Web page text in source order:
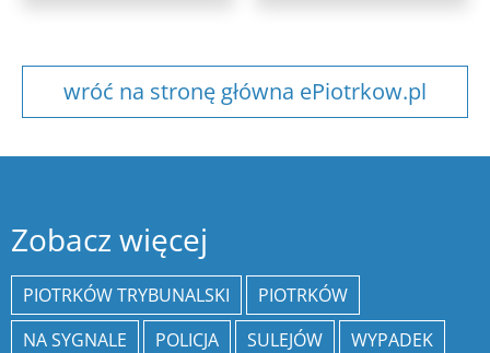
wróć na stronę główna ePiotrkow.pl
Zobacz więcej
PIOTRKÓW TRYBUNALSKI
PIOTRKÓW
NA SYGNALE
POLICJA SULEJÓW
WYPADEK